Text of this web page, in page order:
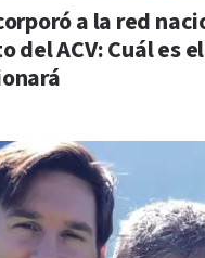
a la red
del ACV: Cuál es